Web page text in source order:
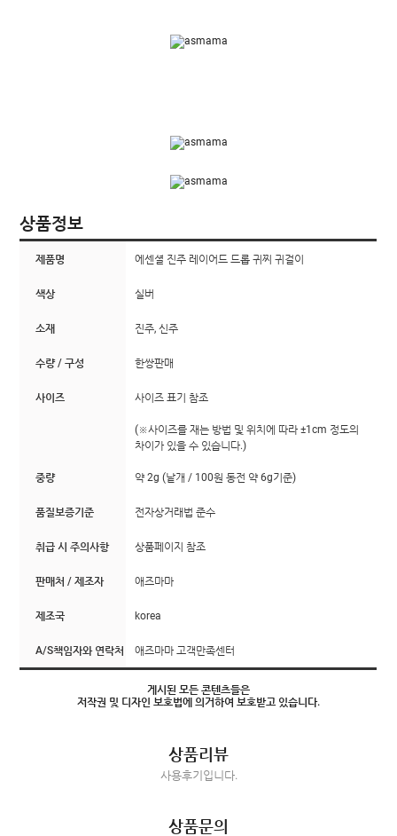
상품정보
제품명 에센셜 진주 레이어드 드롭 귀찌 귀걸이
색상 실버
소재 진주, 신주
수량 / 구성 한쌍판매
사이즈 사이즈 표기 참조
(※사이즈를 재는 방법 및 위치에 따라 ±1cm 정도의
차이가 있을 수 있습니다.)
중량 약 2g (낱개 / 100원 동전 약 6g기준)
품질보증기준 전자상거래법 준수
취급 시 주의사항 상품페이지 참조
판매처 / 제조자 애즈마마
제조국 korea
A/S책임자와 연락처 애즈마마 고객만족센터
게시된 모든 콘텐츠들은
저작권 및 디자인 보호법에 의거하여 보호받고 있습니다.
상품리뷰
사용후기입니다.
상품문의